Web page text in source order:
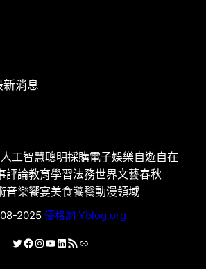
新消息
工智慧聰明採購電子娛樂自遊自在
評論教育學習法務世界文藝春秋
音樂饗宴美食饕餮動漫領域
2025 優格網 Yblog.org
X Facebook
Instagram
YouTube
LinkedIn
RSS 資訊提供連結